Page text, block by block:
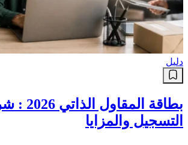
دليل
بطاقة
التسجيل والمزايا